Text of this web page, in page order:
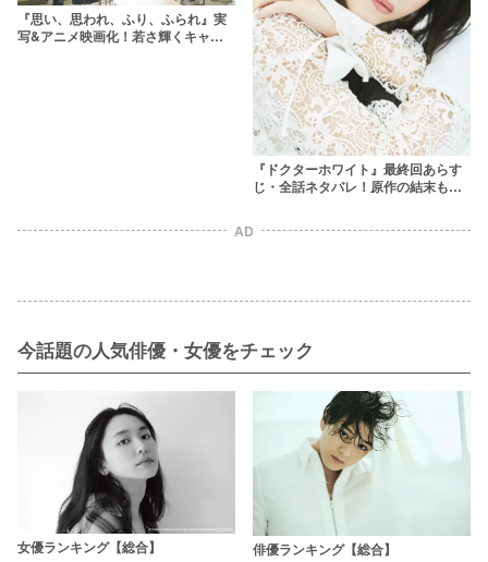
『思い、思われ、ふり、ふられ』実
写&アニメ映画化！若さ輝くキャス
『ドクターホワイト』最終回あらす
じ・全話ネタバレ！原作の結末も解
AD
今話題の人気俳優・女優をチェック
女優ランキング【総合】 俳優ランキング【総合】